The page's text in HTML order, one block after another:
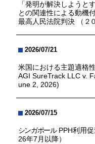
「発明が解決しようと
との関連性による動機
最高人民法院判決 （ ２
2026/07/21
米国における主題適格
AGI SureTrack LLC v.
une 2, 2026)
2026/07/15
シンガポールPPH利用促
26年7月以降）